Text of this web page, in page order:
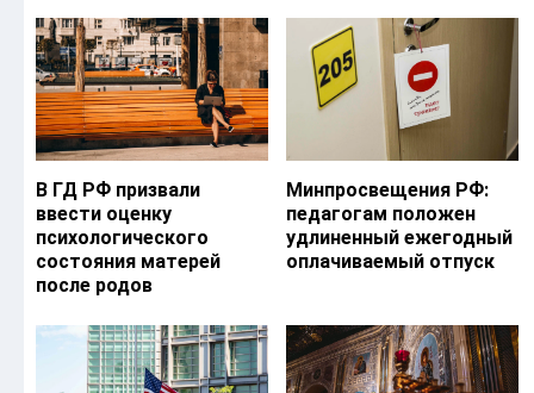
В ГД РФ призвали
ввести оценку
психологического
состояния матерей
после родов
Минпросвещения РФ:
педагогам положен
удлиненный ежегодный
оплачиваемый отпуск